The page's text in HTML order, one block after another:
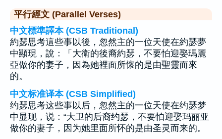
平行經文 (Parallel Verses)
中文標準譯本 (CSB Traditional)
約瑟思考這些事以後，忽然主的一位天使在約瑟夢
中顯現，說：「大衛的後裔約瑟，不要怕迎娶瑪麗
亞做你的妻子，因為她裡面所懷的是由聖靈而來
的。
中文标准译本 (CSB Simplified)
约瑟思考这些事以后，忽然主的一位天使在约瑟梦
中显现，说：“大卫的后裔约瑟，不要怕迎娶玛丽亚
做你的妻子，因为她里面所怀的是由圣灵而来的。